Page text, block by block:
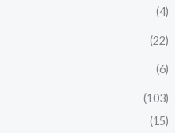
(4)
(22)
(6)
(103)
(15)